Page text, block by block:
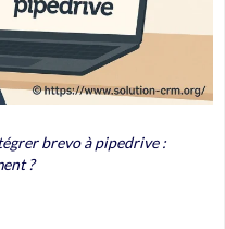
brevo à pipedrive :
?